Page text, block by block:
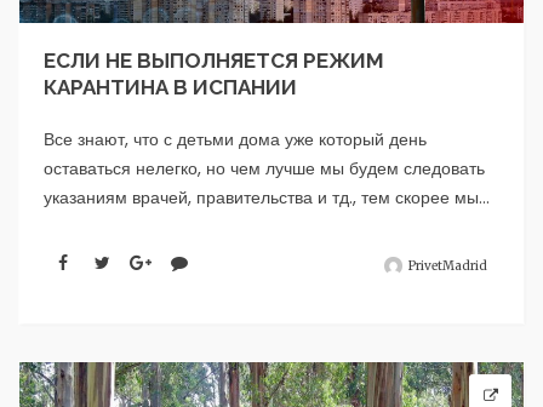
ЕСЛИ НЕ ВЫПОЛНЯЕТСЯ РЕЖИМ
КАРАНТИНА В ИСПАНИИ
Все знают, что с детьми дома уже который день
оставаться нелегко, но чем лучше мы будем следовать
указаниям врачей, правительства и тд., тем скорее мы...
PrivetMadrid